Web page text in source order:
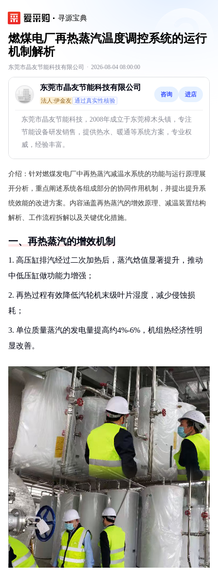
寻源宝典
燃煤电厂再热蒸汽温度调控系统的运行
机制解析
东莞市晶友节能科技有限公司 · 2026-08-04 08:00:00
东莞市晶友节能科技有限公司
法人:伊金友 通过真实性核验
咨询 进店
东莞市晶友节能科技，2008年成立于东莞樟木头镇，专注
节能设备研发销售，提供热水、暖通等系统方案，专业权
威，经验丰富。
介绍： 针对燃煤发电厂中再热蒸汽减温水系统的功能与运行原理展
开分析，重点阐述系统各组成部分的协同作用机制，并提出提升系
统效能的改进方案。内容涵盖再热蒸汽的增效原理、减温装置结构
解析、工作流程拆解以及关键优化措施。
一、再热蒸汽的增效机制
1. 高压缸排汽经过二次加热后，蒸汽焓值显著提升，推动
中低压缸做功能力增强；
2. 再热过程有效降低汽轮机末级叶片湿度，减少侵蚀损
耗；
3. 单位质量蒸汽的发电量提高约4%-6%，机组热经济性明
显改善。